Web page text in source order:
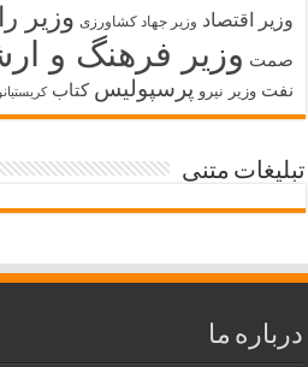
وزیر اقتصاد وزیر جهاد کشاورزی وزیر
صمت وزیر فرهنگ و
نفت وزیر نیرو پرسپولیس کتاب
تبلیغات متنی
درباره ما